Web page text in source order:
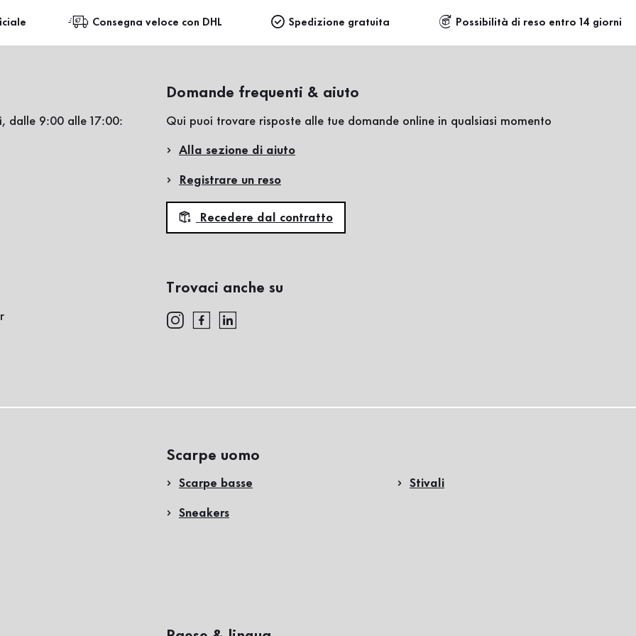
Consegna veloce con DHL Spedizione gratuita Possibilità di reso entro 14 giorni
dalle 9:00 alle 17:00:
Domande frequenti & aiuto
Qui puoi trovare risposte alle tue domande online in qualsiasi momento
Alla sezione di aiuto
Registrare un reso
Recedere dal contratto
Trovaci anche su
Scarpe uomo
Scarpe basse
Sneakers
Stivali